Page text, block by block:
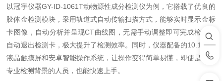
以冠宇仪器GY-ID-1061T动物源性成分检测仪为例，它搭载了优良的
胶体金检测模块，采用轨道式自动传输扫描方式，能够实时显示金标
卡图像，自动分析并呈现CT曲线图，无需手动调整即可完成检测并
自动退出检测卡，极大提升了检测效率。同时，仪器配备的10.1英寸
液晶触摸屏和安卓智能操作系统，让操作变得简单易懂，即使是没有
专业检测背景的人员，也能快速上手。